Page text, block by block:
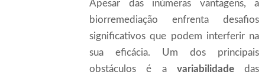
Apesar das inúmeras vantagens, a
biorremediação enfrenta desafios
significativos que podem interferir na
sua eficácia. Um dos principais
obstáculos é a variabilidadedas